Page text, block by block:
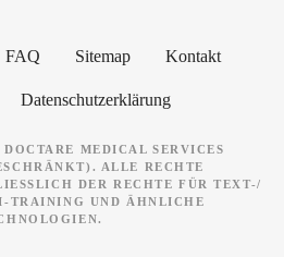
FAQ Sitemap Kontakt
Datenschutzerklärung
MEDICAL SERVICES
ALLE RECHTE
DER RECHTE FÜR TEXT-/ D
UND ÄHNLICHE T